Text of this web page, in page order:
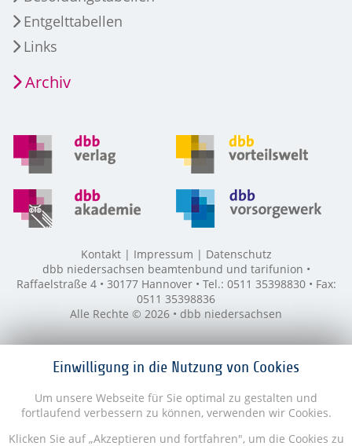
Einwilligung in die Nutzung von Cookies
Um unsere Webseite für Sie optimal zu gestalten und
fortlaufend verbessern zu können, verwenden wir Cookies.
Klicken Sie auf „Akzeptieren und fortfahren", um die Cookies zu
Entgelttabellen
Links
Archiv
Kontakt Impressum
Datenschutz
dbb niedersachsen beamtenbund und tarifunion •
Raffaelstraße 4 • 30177 Hannover • Tel.: 0511 35398830 • Fax:
0511 35398836
Alle Rechte © 2026 • dbb niedersachsen